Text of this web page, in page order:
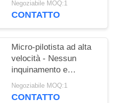
impilazione ad alta
Negoziabile MOQ:1
CONTATTO
Micro-pilotista ad alta
velocità - Nessun
inquinamento e
un'efficienza di
costruzione superiore
Negoziabile MOQ:1
CONTATTO